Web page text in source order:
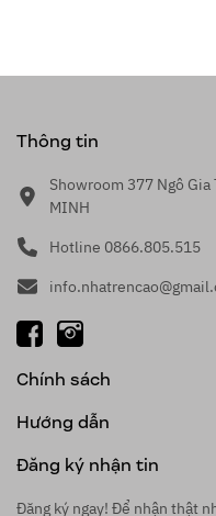
Thông tin
Showroom 377 Ngô Gia
MINH
Hotline 0866.805.515
Chính sách
Hướng dẫn
Đăng ký nhận tin
Đăng ký ngay! Để nhận thật